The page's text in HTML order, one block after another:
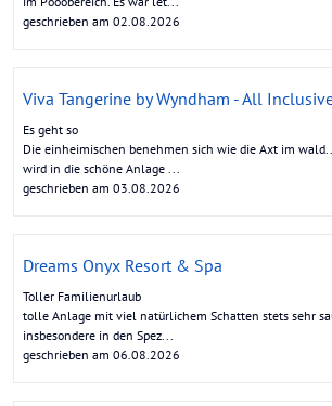
geschrieben am 02.08.2026
Viva Tangerine by Wyndham - All
Es geht so
Die einheimischen benehmen sich wie die Axt im
wird in die schöne Anlage ...
geschrieben am 03.08.2026
Dreams Onyx Resort & Spa
Toller Familienurlaub
tolle Anlage mit viel natürlichem Schatten stets sehr
insbesondere in den Spez...
geschrieben am 06.08.2026